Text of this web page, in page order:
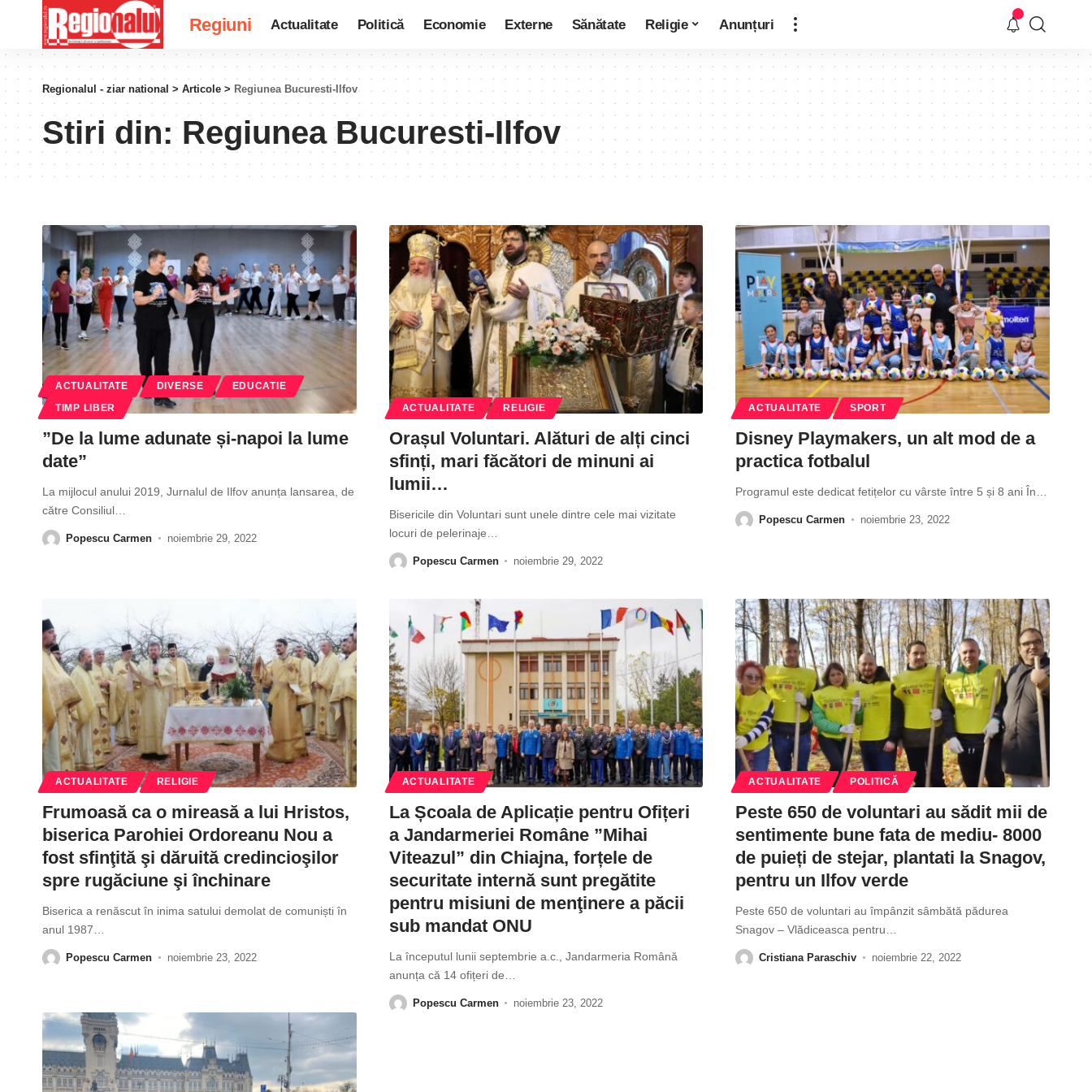
Regiuni Actualitate Politică Economie Externe Sănătate Religie Anunțuri
Regionalul - ziar national > Articole > Regiunea Bucuresti-Ilfov
Stiri din:Regiunea Bucuresti-Ilfov
ACTUALITATE DIVERSE EDUCATIE
TIMP LIBER
”De la lume adunate și-napoi la lume
date”
La mijlocul anului 2019, Jurnalul de Ilfov anunța lansarea, de
către Consiliul
Popescu Carmen noiembrie 29, 2022
ACTUALITATE RELIGIE
Orașul Voluntari. Alături de alți cinci
sfinți, mari făcători de minuni ai
lumii…
Bisericile din Voluntari sunt unele dintre cele mai vizitate
locuri de pelerinaje
Popescu Carmen noiembrie 29, 2022
ACTUALITATE SPORT
Disney Playmakers, un alt mod de a
practica fotbalul
Programul este dedicat fetițelor cu vârste între 5 și 8 ani În
Popescu Carmen noiembrie 23, 2022
ACTUALITATE RELIGIE
Frumoasă ca o mireasă a lui Hristos,
biserica Parohiei Ordoreanu Nou a
fost sfinţită şi dăruită credincioşilor
spre rugăciune şi închinare
Biserica a renăscut în inima satului demolat de comuniști în
anul 1987
Popescu Carmen noiembrie 23, 2022
ACTUALITATE
La Școala de Aplicație pentru Ofițeri
a Jandarmeriei Române ”Mihai
Viteazul” din Chiajna, forțele de
securitate internă sunt pregătite
pentru misiuni de menţinere a păcii
sub mandat ONU
La începutul lunii septembrie a.c., Jandarmeria Română
anunța că 14 ofițeri de
Popescu Carmen noiembrie 23, 2022
ACTUALITATE POLITICĂ
Peste 650 de voluntari au sădit mii de
sentimente bune fata de mediu- 8000
de puieți de stejar, plantati la Snagov,
pentru un Ilfov verde
Peste 650 de voluntari au împânzit sâmbătă pădurea
Snagov – Vlădiceasca pentru
Cristiana Paraschiv noiembrie 22, 2022